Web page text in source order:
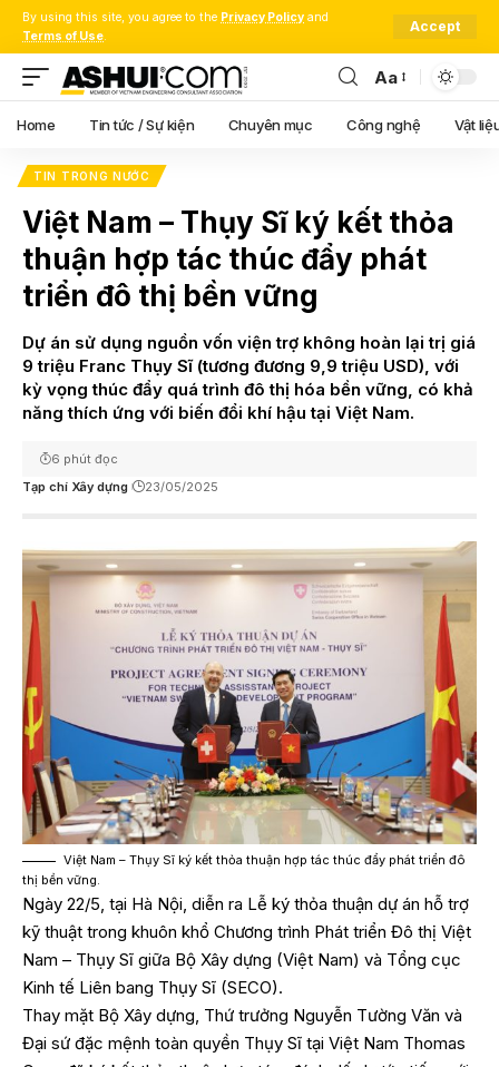
By using this site, you agree to the Privacy Policy and
Terms of Use.
Accept
Font
Resizer
Aa
Home Tin tức / Sự kiện Chuyên mục Công nghệ Vật
TIN TRONG NƯỚC
Việt Nam – Thụy Sĩ ký kết thỏa
thuận hợp tác thúc đẩy phát
triển đô thị bền vững
Dự án sử dụng nguồn vốn viện trợ không hoàn lại trị giá
9 triệu Franc Thụy Sĩ (tương đương 9,9 triệu USD), với
kỳ vọng thúc đẩy quá trình đô thị hóa bền vững, có khả
năng thích ứng với biến đổi khí hậu tại Việt Nam.
Tạp chí Xây dựng 23/05/2025
6 phút đọc
Việt Nam – Thụy Sĩ ký kết thỏa thuận hợp tác thúc đẩy phát triển đô
thị bền vững.
Ngày 22/5, tại Hà Nội, diễn ra Lễ ký thỏa thuận dự án hỗ trợ
kỹ thuật trong khuôn khổ Chương trình Phát triển Đô thị Việt
Nam – Thụy Sĩ giữa Bộ Xây dựng (Việt Nam) và Tổng cục
Kinh tế Liên bang Thụy Sĩ (SECO).
Thay mặt Bộ Xây dựng, Thứ trưởng Nguyễn Tường Văn và
Đại sứ đặc mệnh toàn quyền Thụy Sĩ tại Việt Nam Thomas